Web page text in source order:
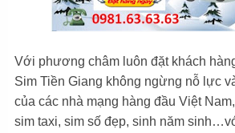
Với phương châm luôn đặt khách
Sim Tiền Giang không ngừng nỗ lực
của các nhà mạng hàng đầu Việt
sim taxi, sim số đẹp, sinh năm